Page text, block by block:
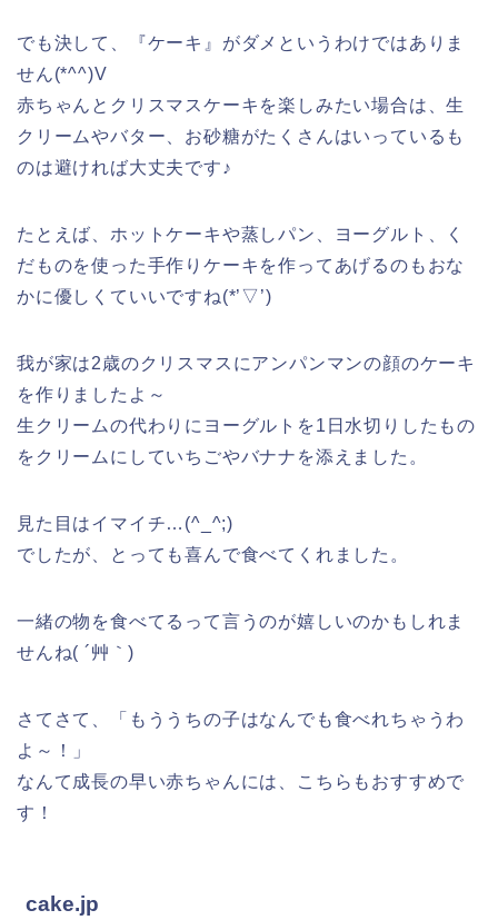
でも決して、『ケーキ』がダメというわけではありま
せん(*^^)V
赤ちゃんとクリスマスケーキを楽しみたい場合は、生
クリームやバター、お砂糖がたくさんはいっているも
のは避ければ大丈夫です♪
たとえば、ホットケーキや蒸しパン、ヨーグルト、く
だものを使った手作りケーキを作ってあげるのもおな
かに優しくていいですね(*’▽’)
我が家は2歳のクリスマスにアンパンマンの顔のケーキ
を作りましたよ～
生クリームの代わりにヨーグルトを1日水切りしたもの
をクリームにしていちごやバナナを添えました。
見た目はイマイチ…(^_^;)
でしたが、とっても喜んで食べてくれました。
一緒の物を食べてるって言うのが嬉しいのかもしれま
せんね( ´艸｀)
さてさて、「もううちの子はなんでも食べれちゃうわ
よ～！」
なんて成長の早い赤ちゃんには、こちらもおすすめで
す！
cake.jp